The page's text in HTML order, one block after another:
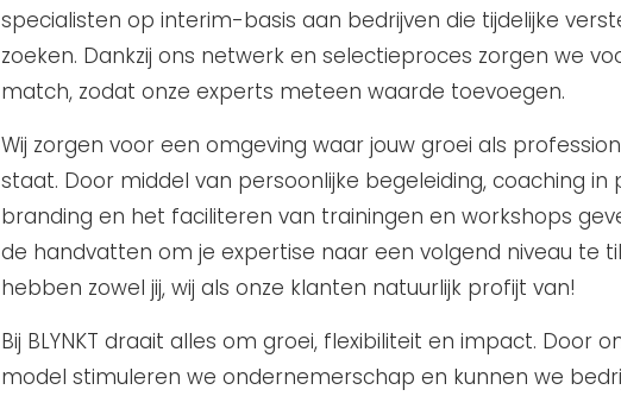
specialisten op interim-basis aan bedrijven die tijdelijke
zoeken. Dankzij ons netwerk en selectieproces zorgen we
match, zodat onze experts meteen waarde toevoegen.
Wij zorgen voor een omgeving waar jouw groei als
staat. Door middel van persoonlijke begeleiding, coaching in
branding en het faciliteren van trainingen en workshops
de handvatten om je expertise naar een volgend niveau te
hebben zowel jij, wij als onze klanten natuurlijk profijt van!
Bij BLYNKT draait alles om groei, flexibiliteit en impact. Door
model stimuleren we ondernemerschap en kunnen we